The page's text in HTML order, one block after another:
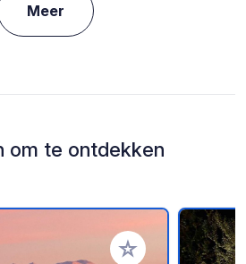
Meer
om te ontdekken